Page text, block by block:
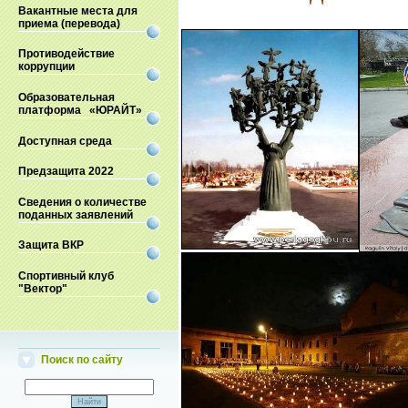
Вакантные места для
приема (перевода)
Противодействие
коррупции
Образовательная
платформа «ЮРАЙТ»
Доступная среда
Предзащита 2022
Сведения о количестве
поданных заявлений
Защита ВКР
Спортивный клуб
"Вектор"
Поиск по сайту